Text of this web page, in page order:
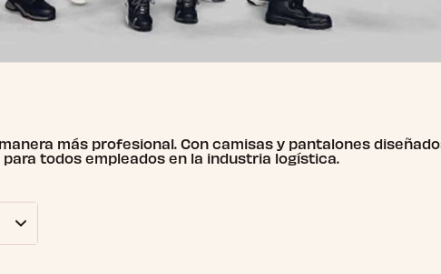
más profesional. Con camisas y pantalones
todos empleados en la industria logística.